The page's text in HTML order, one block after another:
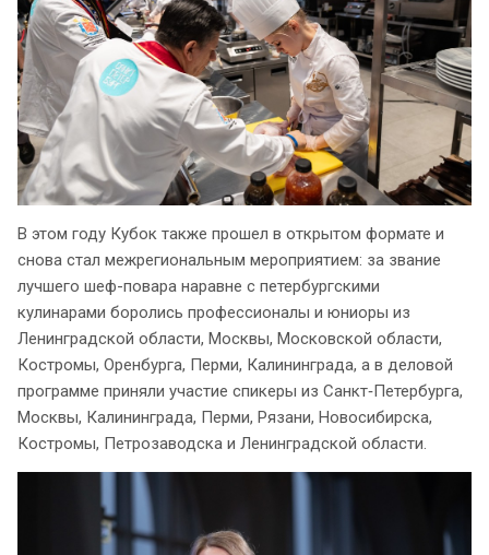
В этом году Кубок также прошел в открытом формате и
снова стал межрегиональным мероприятием: за звание
лучшего шеф-повара наравне с петербургскими
кулинарами боролись профессионалы и юниоры из
Ленинградской области, Москвы, Московской области,
Костромы, Оренбурга, Перми, Калининграда, а в деловой
программе приняли участие спикеры из Санкт‑Петербурга,
Москвы, Калининграда, Перми, Рязани, Новосибирска,
Костромы, Петрозаводска и Ленинградской области.